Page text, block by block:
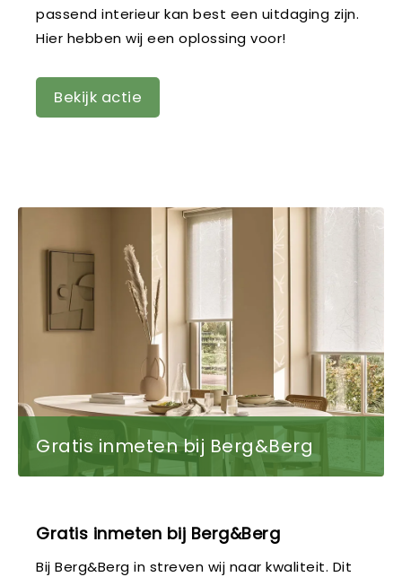
passend interieur kan best een uitdaging zijn.
Hier hebben wij een oplossing voor!
Bekijk actie
Gratis inmeten bij Berg&Berg
Gratis inmeten bij Berg&Berg
Bij Berg&Berg in streven wij naar kwaliteit. Dit